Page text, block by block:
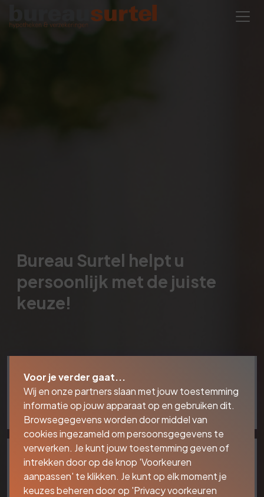
Bureau Surtel helpt u
persoonlijk met de juiste
keuze!
Hypotheken
Ga hier verder!
Lenen & Sparen
Ga hier verder!
Voor je verder gaat...
Wij en onze partners slaan met jouw toestemming
informatie op jouw apparaat op en gebruiken dit.
Browsegegevens worden door middel van
cookies ingezameld om persoonsgegevens te
verwerken. Je kunt jouw toestemming geven of
intrekken door op de knop 'Voorkeuren
aanpassen' te klikken. Je kunt op elk moment je
keuzes beheren door op 'Privacy voorkeuren